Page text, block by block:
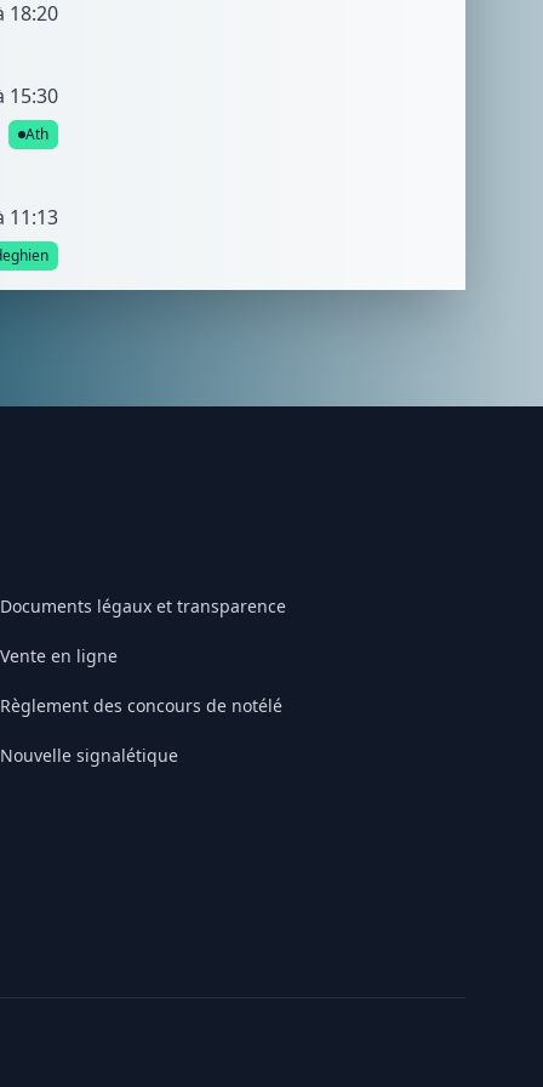
18:20
15:30
Ath
11:13
Documents légaux et transparence
Vente en ligne
Règlement des concours de notélé
Nouvelle signalétique